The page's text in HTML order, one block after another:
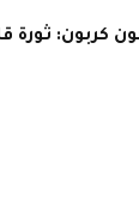
كربون: ثورة